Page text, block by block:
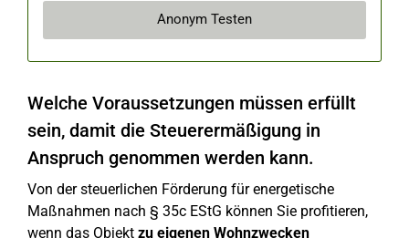
Anonym Testen
Welche Voraussetzungen müssen erfüllt
sein, damit die Steuerermäßigung in
Anspruch genommen werden kann.
Von der steuerlichen Förderung für energetische
Maßnahmen nach § 35c EStG können Sie profitieren,
wenn das Objekt zu eigenen Wohnzwecken